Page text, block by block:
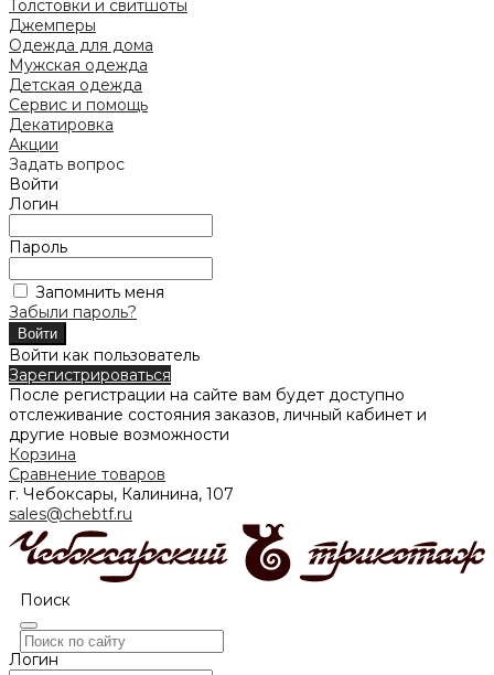
Толстовки и свитшоты
Джемперы
Одежда для дома
Мужская одежда
Детская одежда
Сервис и помощь
Декатировка
Акции
Задать вопрос
Войти
Логин
Пароль
Запомнить меня
Забыли пароль?
Войти как пользователь
Зарегистрироваться
После регистрации на сайте вам будет доступно
отслеживание состояния заказов, личный кабинет и
другие новые возможности
Корзина
Сравнение товаров
г. Чебоксары, Калинина, 107
sales@chebtf.ru
Поиск
Логин